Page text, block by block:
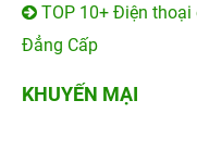
TOP 10+ Điện thoại
Đẳng Cấp
KHUYẾN MẠI